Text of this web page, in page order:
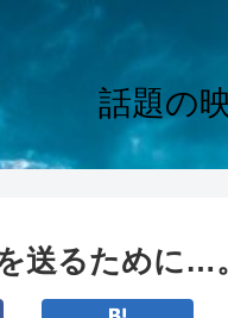
話題の
送るために…。